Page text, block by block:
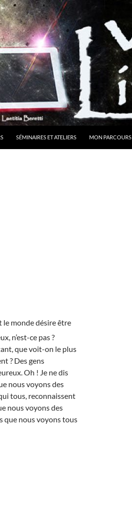
SÉMINAIRES ET ATELIERS MON PARCOURS
le monde désire être
n’est-ce pas ?
que voit-on le plus
? Des gens
Oh ! Je ne dis
nous voyons des
tous, reconnaissent
nous voyons des
que nous voyons tous